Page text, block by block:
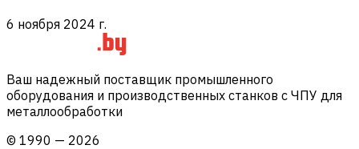
6 ноября 2024 г.
Ваш надежный поставщик промышленного
оборудования и производственных станков с ЧПУ для
металлообработки
© 1990 — 2026